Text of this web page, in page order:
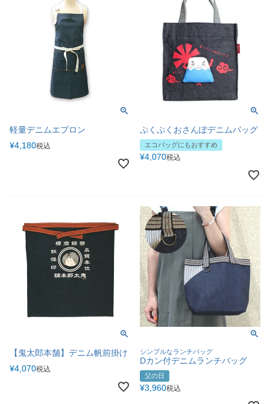
軽量デニムエプロン
¥4,180税込
ぷくぷくおさんぽデニムバッグ
エコバッグにもおすすめ
¥4,070税込
【鬼太郎本舗】デニム帆前掛け
¥4,070税込
シンプルなランチバッグ
Dカン付デニムランチバッグ
父の日
¥3,960税込